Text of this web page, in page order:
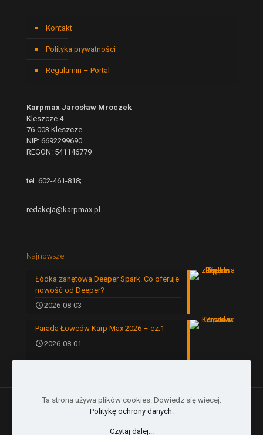
Kontakt
Polityka prywatności
Regulamin – Portal
Karpmax Jarosław Mroczek
Kleszcze 4
76-003 Kleszcze
NIP: 6692299690
REGON: 541146779
tel. 602-461-818;
redakcja@karpmax.pl
Najnowsze
Łódka zanętowa Deeper Spark. Co oferuje
nowość od Deeper?
2026-08-03
Parada Łowców Karp Max 2026 – cz.1
2026-08-01
Ta strona używa plików cookies. Dowiedz się wiecej:
Politykę ochrony danych.
Czytaj dalej...